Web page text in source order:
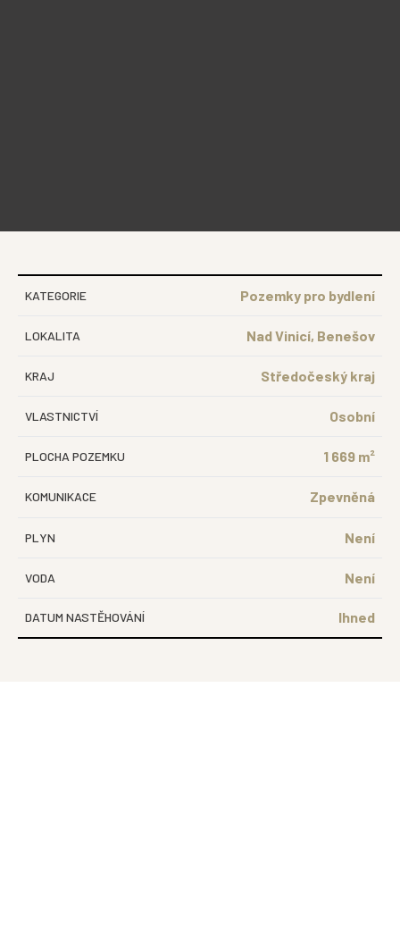
KATEGORIE Pozemky pro bydlení
LOKALITA Nad Vinicí, Benešov
KRAJ Středočeský kraj
VLASTNICTVÍ Osobní
PLOCHA POZEMKU 1 669 m²
KOMUNIKACE Zpevněná
PLYN Není
VODA Není
DATUM NASTĚHOVÁNÍ Ihned